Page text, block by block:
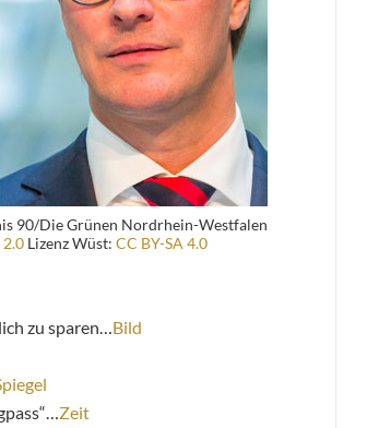
90/Die Grünen Nordrhein-Westfalen
2.0 Lizenz Wüst:CC BY-SA 4.0
zu sparen… Bild
Zeit